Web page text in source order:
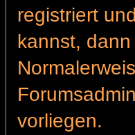
registriert
kannst,
vorliegen.